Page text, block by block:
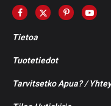
Tietoa
Tuotetiedot
Tarvitsetko Apua? /